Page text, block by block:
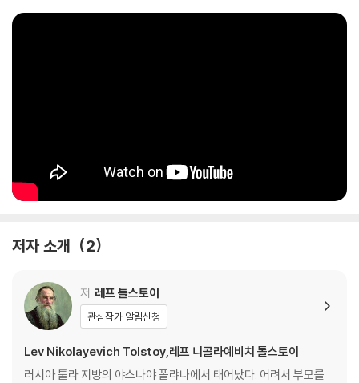
죽음, 결혼, 가족, 노동, 종교 등 인간을 둘러싼 모든 관계와 사랑과 욕망,
이 수상한 푸시킨 메달과 러시아연방 국가훈장인 우호훈장을 받기도 했다.
초역 이후 지속적인 원문 확인과 수정, 보완을 거치며 새로운 세대의 다양
술문학출판사’에서 출간된 톨스토이 저작집을 텍스트로 해 치밀하고 정성
그 시작을 장식한 『안나 카레니나』를 합본 특별판으로 선보인다.
저자 소개 2
저 레프 톨스토이
관심작가 알림신청
Lev Nikolayevich Tolstoy,레프 니콜라예비치 톨스토이
러시아 툴라 지방의 야스나야 폴랴나에서 태어났다. 어려서 부모를